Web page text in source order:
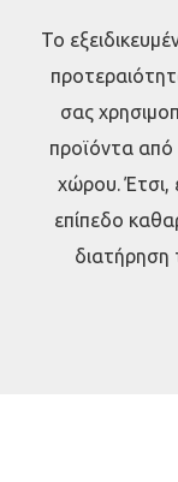
Το
σας
προϊόντα από
χώρου. Έτσι,
επίπεδο
διατήρηση